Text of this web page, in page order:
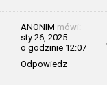
ANONIM mówi:
sty 26, 2025
o godzinie 12:07
Odpowiedz